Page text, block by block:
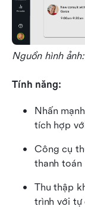
Nguồn hình
Tính năng:
Nhấn
tích hợp
Công cụ
thanh toán
Thu thập
trình với tự